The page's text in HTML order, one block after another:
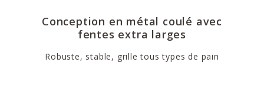
Conception en métal coulé avec
fentes extra larges
Robuste, stable, grille tous types de pain